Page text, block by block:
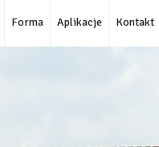
Forma Aplikacje Kontakt